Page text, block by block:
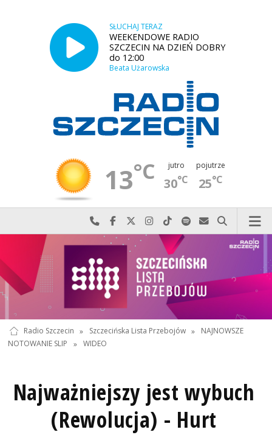
SŁUCHAJ TERAZ
WEEKENDOWE RADIO
SZCZECIN NA DZIEŃ DOBRY
do 12:00
Beata Użarowska
13°C jutro
30°C
pojutrze
25°C
Najlepiej po prostu do nas zadzwoń
Odwiedź nas na Facebook-u
Odwiedź nas na X
Odwiedź nas na Instagram-ie
Odwiedź nas na TikTok-u
Szukaj nas na Spotify
Wyślij do nas
Szukaj
Radio Szczecin » Szczecińska Lista Przebojów »
NAJNOWSZE
NOTOWANIE SLIP
» WIDEO
Najważniejszy jest wybuch
(Rewolucja) - Hurt